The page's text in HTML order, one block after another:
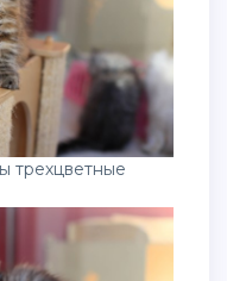
трехцветные